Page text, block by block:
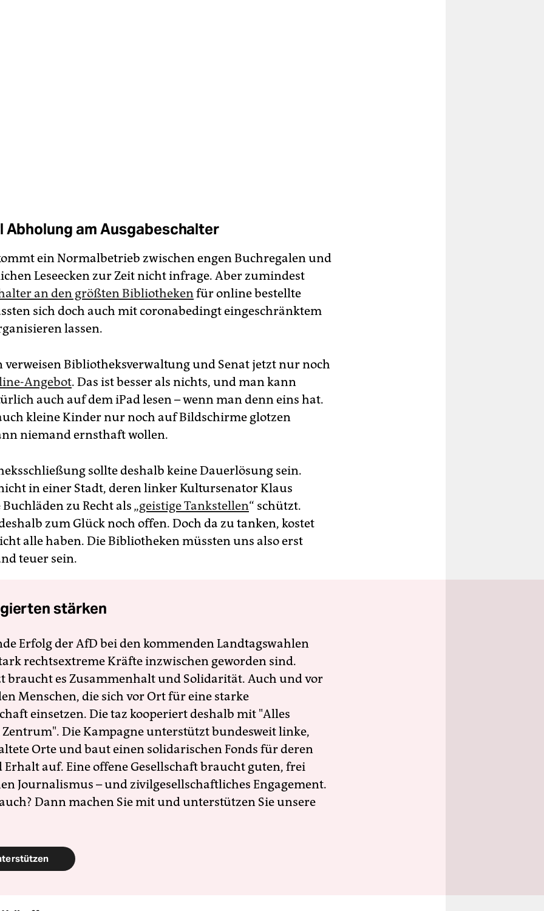
Abholung am Ausgabeschalter
ein Normalbetrieb zwischen engen Buchregalen und
Leseecken zur Zeit nicht infrage. Aber zumindest
an den größten Bibliotheken für online bestellte
sich doch auch mit coronabedingt eingeschränktem
lassen.
verweisen Bibliotheksverwaltung und Senat jetzt nur noch
Angebot. Das ist besser als nichts, und man kann
auch auf dem iPad lesen – wenn man denn eins hat.
kleine Kinder nur noch auf Bildschirme glotzen
niemand ernsthaft wollen.
sollte deshalb keine Dauerlösung sein.
in einer Stadt, deren linker Kultursenator Klaus
zu Recht als „geistige Tankstellen“ schützt.
zum Glück noch offen. Doch da zu tanken, kostet
alle haben. Die Bibliotheken müssten uns also erst
teuer sein.
stärken
Erfolg der AfD bei den kommenden Landtagswahlen
rechtsextreme Kräfte inzwischen geworden sind.
braucht es Zusammenhalt und Solidarität. Auch und vor
Menschen, die sich vor Ort für eine starke
einsetzen. Die taz kooperiert deshalb mit "Alles
Die Kampagne unterstützt bundesweit linke,
Orte und baut einen solidarischen Fonds für deren
Erhalt auf. Eine offene Gesellschaft braucht guten, frei
Journalismus – und zivilgesellschaftliches Engagement.
Dann machen Sie mit und unterstützen Sie unsere